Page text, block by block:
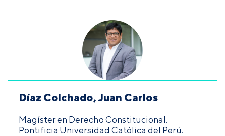
Díaz Colchado, Juan Carlos
Magíster en Derecho Constitucional.
Pontificia Universidad Católica del Perú.